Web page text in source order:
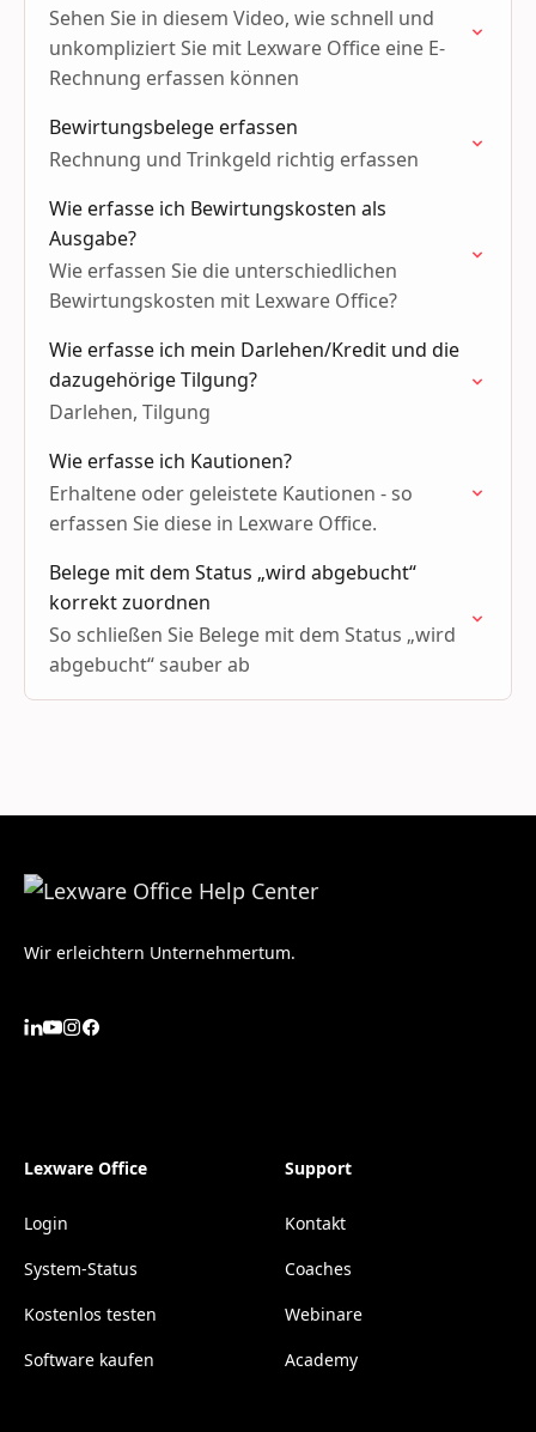
Sehen Sie in diesem Video, wie schnell und
unkompliziert Sie mit Lexware Office eine E-
Rechnung erfassen können
Bewirtungsbelege erfassen
Rechnung und Trinkgeld richtig erfassen
Wie erfasse ich Bewirtungskosten als
Ausgabe?
Wie erfassen Sie die unterschiedlichen
Bewirtungskosten mit Lexware Office?
Wie erfasse ich mein Darlehen/Kredit und die
dazugehörige Tilgung?
Darlehen, Tilgung
Wie erfasse ich Kautionen?
Erhaltene oder geleistete Kautionen - so
erfassen Sie diese in Lexware Office.
Belege mit dem Status „wird abgebucht“
korrekt zuordnen
So schließen Sie Belege mit dem Status „wird
abgebucht“ sauber ab
Wir erleichtern Unternehmertum.
Lexware Office
Login
System-Status
Kostenlos testen
Software kaufen
Support
Kontakt
Coaches
Webinare
Academy